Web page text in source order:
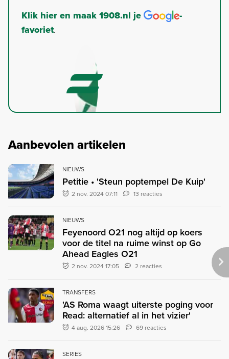
Klik hier en maak 1908.nl je
-
favoriet.
Aanbevolen artikelen
NIEUWS
Petitie • 'Steun poptempel De Kuip'
2 nov. 2024 07:11 13 reacties
NIEUWS
Feyenoord O21 nog altijd op koers
voor de titel na ruime winst op Go
Ahead Eagles O21
2 nov. 2024 17:05 2 reacties
TRANSFERS
'AS Roma waagt uiterste poging voor
Read: alternatief al in het vizier'
4 aug. 2026 15:26 69 reacties
SERIES